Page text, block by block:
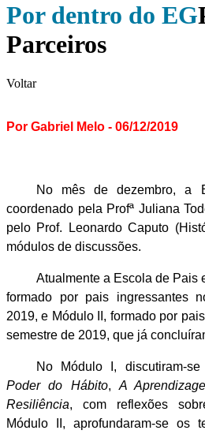
Por dentro do EG
Parceiros
Voltar
Por Gabriel Melo - 06/12/2019
No mês de dezembro, a
coordenado pela Profª Juliana
pelo Prof. Leonardo Caputo
módulos de discussões.
Atualmente a Escola de Pais
formado por pais ingressantes
2019, e Módulo II, formado por
semestre de 2019, que já
No Módulo I, discutiram-
Poder do Hábito, A
Resiliência, com reflexões
Módulo II, aprofundaram-se os